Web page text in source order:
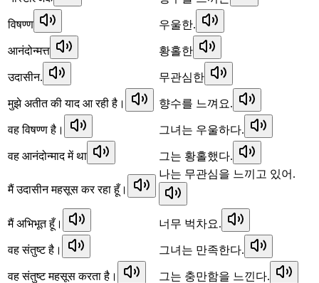
विषण्ण 우울한.
आनंदोन्मत्त 황홀한
उदासीन. 무관심한
मुझे अतीत की याद आ रही है। 향수를 느껴요.
वह विषण्ण है। 그녀는 우울하다.
वह आनंदोन्माद में था 그는 황홀했다.
मैं उदासीन महसूस कर रहा हूँ।
나는 무관심을 느끼고 있어.
मैं अभिभूत हूँ। 너무 벅차요.
वह संतुष्ट है। 그녀는 만족한다.
वह संतुष्ट महसूस करता है। 그는 충만함을 느낀다.